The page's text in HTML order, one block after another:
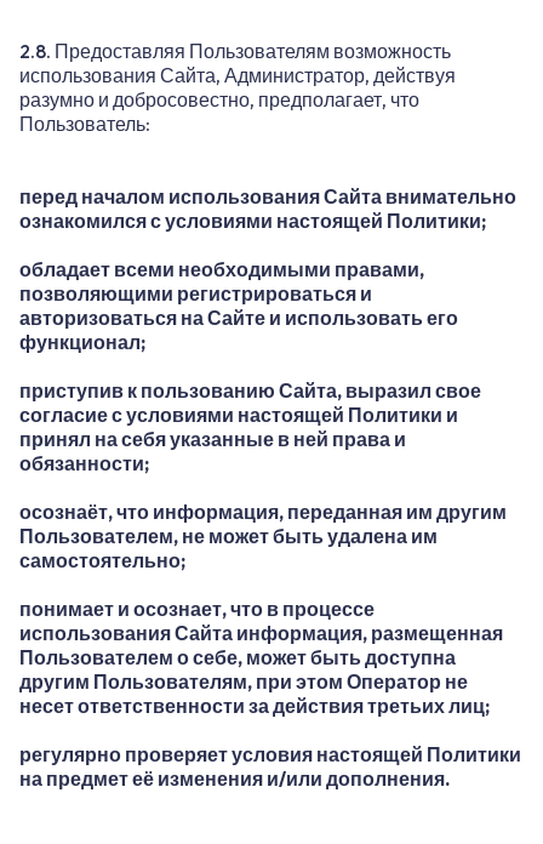
2.8. Предоставляя Пользователям возможность
использования Сайта, Администратор, действуя
разумно и добросовестно, предполагает, что
Пользователь:
перед началом использования Сайта внимательно
ознакомился с условиями настоящей Политики;
обладает всеми необходимыми правами,
позволяющими регистрироваться и
авторизоваться на Сайте и использовать его
функционал;
приступив к пользованию Сайта, выразил свое
согласие с условиями настоящей Политики и
принял на себя указанные в ней права и
обязанности;
осознаёт, что информация, переданная им другим
Пользователем, не может быть удалена им
самостоятельно;
понимает и осознает, что в процессе
использования Сайта информация, размещенная
Пользователем о себе, может быть доступна
другим Пользователям, при этом Оператор не
несет ответственности за действия третьих лиц;
регулярно проверяет условия настоящей Политики
на предмет её изменения и/или дополнения.